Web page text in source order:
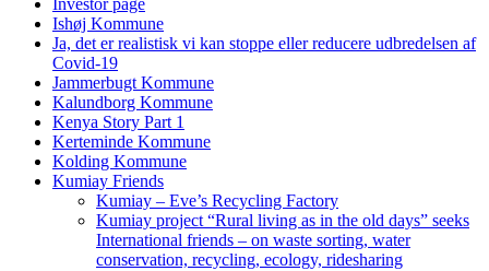
Ishøj Kommune
Ja, det er realistisk vi kan stoppe eller reducere udbredelsen af
Covid-19
Jammerbugt Kommune
Kalundborg Kommune
Kenya Story Part 1
Kerteminde Kommune
Kolding Kommune
Kumiay Friends
Kumiay – Eve’s Recycling Factory
Kumiay project “Rural living as in the old days” seeks
International friends – on waste sorting, water
conservation, recycling, ecology, ridesharing